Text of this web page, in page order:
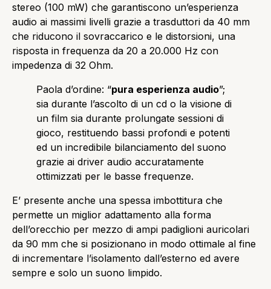
stereo (100 mW) che garantiscono un’esperienza
audio ai massimi livelli grazie a trasduttori da 40 mm
che riducono il sovraccarico e le distorsioni, una
risposta in frequenza da 20 a 20.000 Hz con
impedenza di 32 Ohm.
Paola d’ordine: “pura esperienza audio”;
sia durante l’ascolto di un cd o la visione di
un film sia durante prolungate sessioni di
gioco, restituendo bassi profondi e potenti
ed un incredibile bilanciamento del suono
grazie ai driver audio accuratamente
ottimizzati per le basse frequenze.
E’ presente anche una spessa imbottitura che
permette un miglior adattamento alla forma
dell’orecchio per mezzo di ampi padiglioni auricolari
da 90 mm che si posizionano in modo ottimale al fine
di incrementare l’isolamento dall’esterno ed avere
sempre e solo un suono limpido.